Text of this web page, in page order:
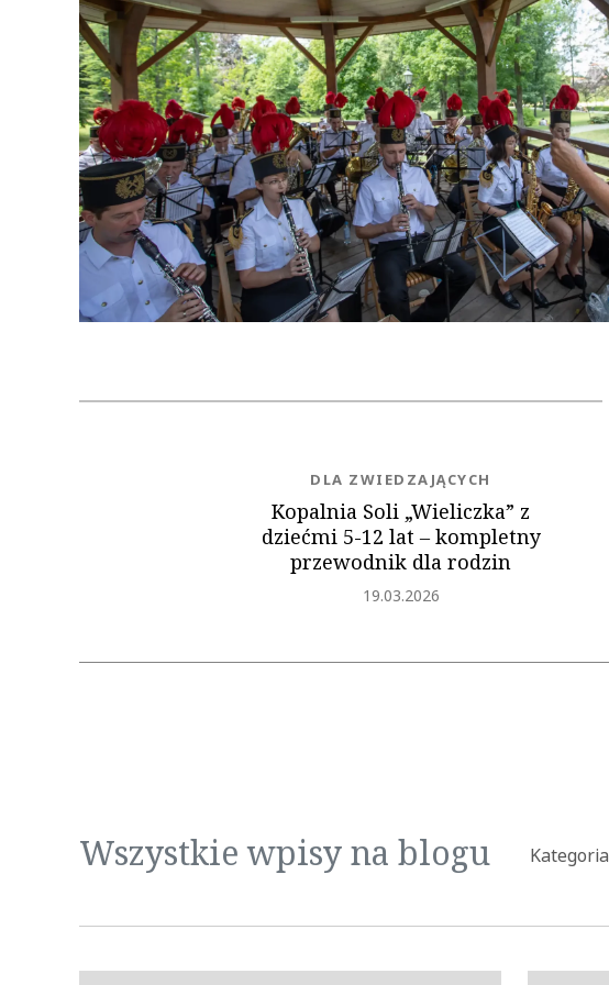
Kopalnia Soli „Wieliczka” z
dziećmi 5-12 lat ‒ kompletny
przewodnik dla rodzin
NEWS.CATEGORY
DLA ZWIEDZAJĄCYCH
Dodano
19.03.2026
Wszystkie wpisy na blogu Kategoria